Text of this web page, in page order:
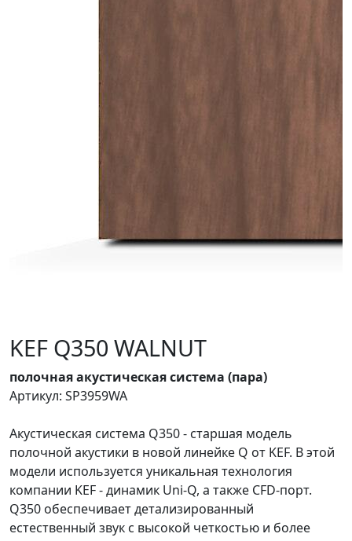
KEF Q350 WALNUT
полочная акустическая система (пара)
Артикул: SP3959WA
Акустическая система Q350 - старшая модель
полочной акустики в новой линейке Q от KEF. В этой
модели используется уникальная технология
компании KEF - динамик Uni-Q, а также CFD-порт.
Q350 обеспечивает детализированный
естественный звук с высокой четкостью и более